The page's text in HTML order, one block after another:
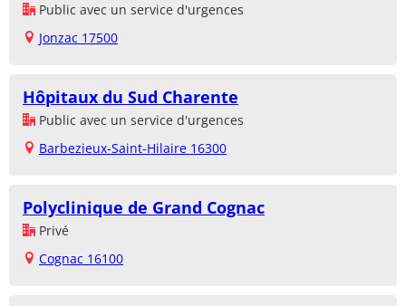
Public avec un service d'urgences
Jonzac 17500
Hôpitaux du Sud Charente
Public avec un service d'urgences
Barbezieux-Saint-Hilaire 16300
Polyclinique de Grand Cognac
Privé
Cognac 16100